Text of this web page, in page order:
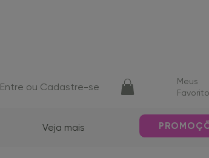
Entre ou Cadastre-se
Meus
Veja mais